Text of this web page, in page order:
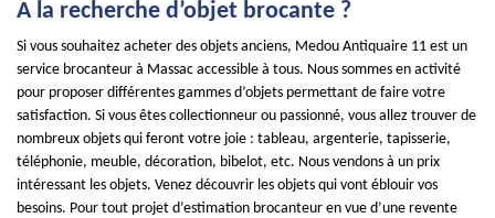
A la recherche d’objet brocante ?
Si vous souhaitez acheter des objets anciens, Medou Antiquaire 11 est un
service brocanteur à Massac accessible à tous. Nous sommes en activité
pour proposer différentes gammes d’objets permettant de faire votre
satisfaction. Si vous êtes collectionneur ou passionné, vous allez trouver de
nombreux objets qui feront votre joie : tableau, argenterie, tapisserie,
téléphonie, meuble, décoration, bibelot, etc. Nous vendons à un prix
intéressant les objets. Venez découvrir les objets qui vont éblouir vos
besoins. Pour tout projet d’estimation brocanteur en vue d’une revente